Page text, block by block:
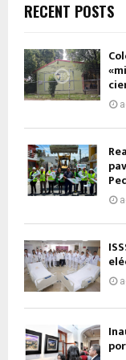
RECENT POSTS